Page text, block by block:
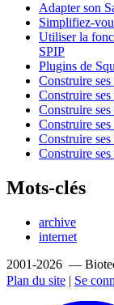
Adapter son
Simplifiez-
Utiliser la
SPIP
Plugins de
Construire
Construire
Construire
Construire
Construire
Construire
Mots-clés
archive
internet
2001-2026 —
Plan du site | Se